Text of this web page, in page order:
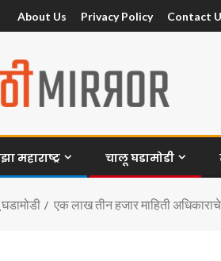
About Us Privacy Policy Contact
महाराष्ट्र चालू घडामोडी
एक लाख तीन हजार माहिती